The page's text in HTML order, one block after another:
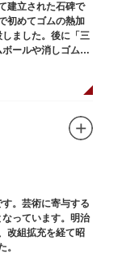
建立された石碑で
初めてゴムの熱加
ました。後に「三
ールや消しゴムな
。芸術に寄与する
っています。明治
改組拡充を経て昭
。